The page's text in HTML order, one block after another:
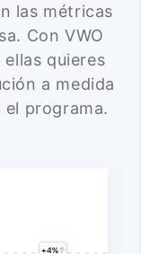
las métricas
Con VWO
quieres
a medida
el programa.